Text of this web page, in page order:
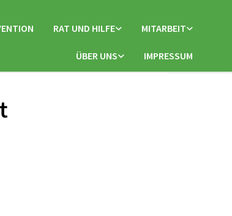
RAT UND HILFE MITARBEIT
ÜBER UNS IMPRESSUM